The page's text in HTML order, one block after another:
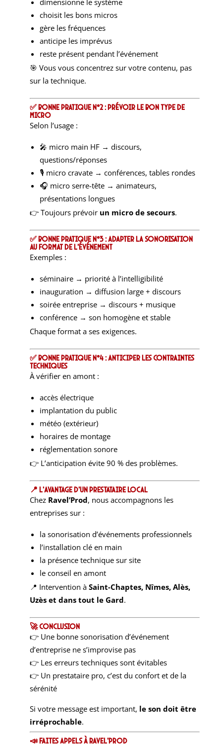
choisit les bons micros
gère les fréquences
anticipe les imprévus
reste présent pendant l’événement
🎯 Vous vous concentrez sur votre contenu, pas
sur la technique.
✅ Bonne pratique n°2 : Prévoir le bon type de
micro
Selon l’usage :
🎤 micro main HF → discours,
questions/réponses
🎙 micro cravate → conférences, tables rondes
🎧 micro serre-tête → animateurs,
présentations longues
👉 Toujours prévoir un micro de secours.
✅ Bonne pratique n°3 : Adapter la sonorisation
au format de l’événement
Exemples :
séminaire → priorité à l’intelligibilité
inauguration → diffusion large + discours
soirée entreprise → discours + musique
conférence → son homogène et stable
Chaque format a ses exigences.
✅ Bonne pratique n°4 : Anticiper les contraintes
techniques
À vérifier en amont :
accès électrique
implantation du public
météo (extérieur)
horaires de montage
réglementation sonore
👉 L’anticipation évite 90 % des problèmes.
📍 L’avantage d’un prestataire local
Chez Ravel’Prod, nous accompagnons les
entreprises sur :
la sonorisation d’événements professionnels
l’installation clé en main
la présence technique sur site
le conseil en amont
📍 Intervention à Saint-Chaptes, Nîmes, Alès,
Uzès et dans tout le Gard.
🚀 Conclusion
👉 Une bonne sonorisation d’événement
d’entreprise ne s’improvise pas
👉 Les erreurs techniques sont évitables
👉 Un prestataire pro, c’est du confort et de la
sérénité
Si votre message est important, le son doit être
irréprochable.
📣 faites appels à RAvel’Prod